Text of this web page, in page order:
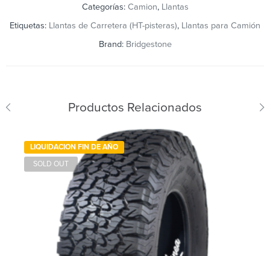
Categorías: Camion, Llantas
Etiquetas: Llantas de Carretera (HT-pisteras), Llantas para Camión
Brand: Bridgestone
Productos Relacionados
LIQUIDACION FIN DE AÑO
SOLD OUT